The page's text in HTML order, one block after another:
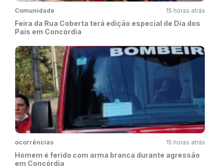
Comunidade 15 horas atrás
Feira da Rua Coberta terá edição especial de Dia dos
Pais em Concórdia
ocorrências 15 horas atrás
Homem é ferido com arma branca durante agressão
em Concórdia